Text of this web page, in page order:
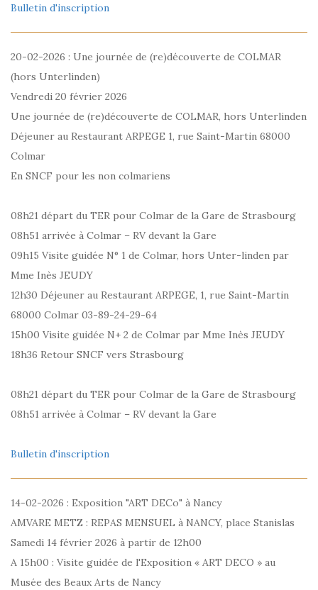
Bulletin d'inscription
20-02-2026 : Une journée de (re)découverte de COLMAR
(hors Unterlinden)
Vendredi 20 février 2026
Une journée de (re)découverte de COLMAR, hors Unterlinden
Déjeuner au Restaurant ARPEGE 1, rue Saint-Martin 68000
Colmar
En SNCF pour les non colmariens
08h21 départ du TER pour Colmar de la Gare de Strasbourg
08h51 arrivée à Colmar – RV devant la Gare
09h15 Visite guidée N° 1 de Colmar, hors Unter-linden par
Mme Inès JEUDY
12h30 Déjeuner au Restaurant ARPEGE, 1, rue Saint-Martin
68000 Colmar 03-89-24-29-64
15h00 Visite guidée N+ 2 de Colmar par Mme Inès JEUDY
18h36 Retour SNCF vers Strasbourg
08h21 départ du TER pour Colmar de la Gare de Strasbourg
08h51 arrivée à Colmar – RV devant la Gare
Bulletin d'inscription
14-02-2026 : Exposition "ART DECo" à Nancy
AMVARE METZ : REPAS MENSUEL à NANCY, place Stanislas
Samedi 14 février 2026 à partir de 12h00
A 15h00 : Visite guidée de l'Exposition « ART DECO » au
Musée des Beaux Arts de Nancy